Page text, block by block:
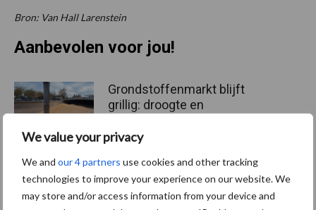
We value your privacy
We and our 4 partners use cookies and other tracking
technologies to improve your experience on our website. We
may store and/or access information from your device and
Bron: Van Hall Larenstein
Aanbevolen voor jou!
Grondstoffenmarkt blijft
grillig: droogte en
in de greep
De speenhuid: een vaak
onderschatte risicofactor